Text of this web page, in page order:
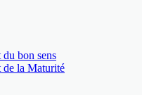
bon sens
la Maturité